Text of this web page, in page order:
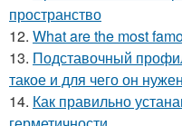
пространство
12. What are the most
13. Подставочный
такое и для чего он нужен
14. Как правильно